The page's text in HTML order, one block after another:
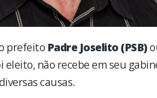
prefeito Padre Joselito (PSB)
eleito, não recebe em seu
causas.